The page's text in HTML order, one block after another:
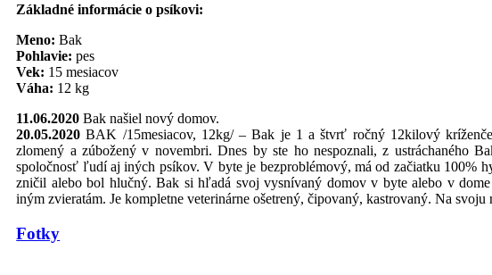
Základné informácie o psíkovi:
Meno: Bak
Pohlavie: pes
Vek: 15 mesiacov
Váha: 12 kg
11.06.2020 Bak našiel nový domov.
20.05.2020 BAK /15mesiacov, 12kg/ – Bak je 1 a štvrť ročný 12kilový
zlomený a zúbožený v novembri. Dnes by ste ho nespoznali, z ustráchaného
spoločnosť ľudí aj iných psíkov. V byte je bezproblémový, má od začiatku 100%
zničil alebo bol hlučný. Bak si hľadá svoj vysnívaný domov v byte alebo v
iným zvieratám. Je kompletne veterinárne ošetrený, čipovaný, kastrovaný. Na
Fotky